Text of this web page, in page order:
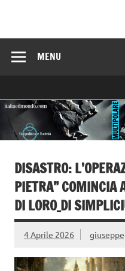
MENU
DISASTRO:
PIETRA” COMINCIA
DI LORO_DI
4 Aprile 2026